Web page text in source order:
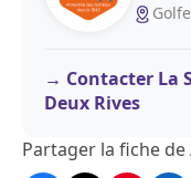
Contacter La
Deux Rives
Partager la fiche de